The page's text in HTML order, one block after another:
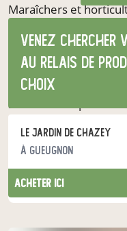
Venez chercher
au relais de
choix
Le Jardin de Chazey
à Gueugnon
acheter ici
Maraîchers et
légumes et fruits de
traitement chimique
Production de
fruit Ouverture de
(merci de respecte
sur le lieu de
consommateurs)
pour le transport des
en chèque et espèce
nos produits du moment